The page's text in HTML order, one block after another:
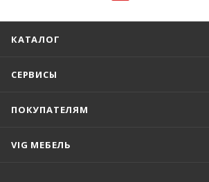
КАТАЛОГ
СЕРВИСЫ
ПОКУПАТЕЛЯМ
VIG МЕБЕЛЬ